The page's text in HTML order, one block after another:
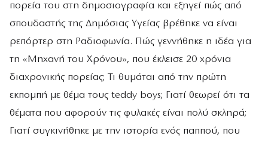
πορεία του στη δημοσιογραφία και εξηγεί πώς από
σπουδαστής της Δημόσιας Υγείας βρέθηκε να είναι
ρεπόρτερ στη Ραδιοφωνία. Πώς γεννήθηκε η ιδέα για
τη «Μηχανή του Χρόνου», που έκλεισε 20 χρόνια
διαχρονικής πορείας; Τι θυμάται από την πρώτη
εκπομπή με θέμα τους teddy boys; Γιατί θεωρεί ότι τα
θέματα που αφορούν τις φυλακές είναι πολύ σκληρά;
Γιατί συγκινήθηκε με την ιστορία ενός παππού, που